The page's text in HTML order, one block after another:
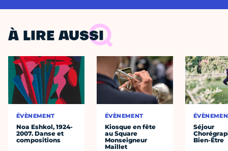
À LIRE AUSSI
ÉVÈNEMENT
Noa Eshkol, 1924-
2007. Danse et
compositions
ÉVÈNEMENT
Kiosque en fête
au Square
Monseigneur
Maillet
Séjour
Bien-Être